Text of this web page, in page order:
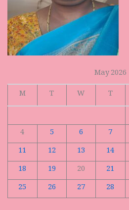
May 2026
M
T W T
4
5 6 7
11
12 13 14
18
19 20 21
25
26 27 28